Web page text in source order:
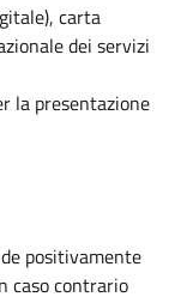
carta
dei servizi
la presentazione
positivamente
caso contrario